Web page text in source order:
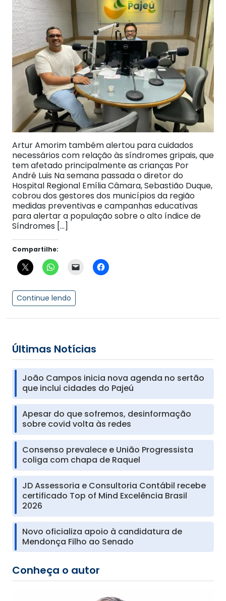
Artur Amorim também alertou para cuidados
necessários com relação às síndromes gripais, que
tem afetado principalmente as crianças Por
André Luis Na semana passada o diretor do
Hospital Regional Emília Câmara, Sebastião Duque,
cobrou dos gestores dos municípios da região
medidas preventivas e campanhas educativas
para alertar a população sobre o alto índice de
Síndromes […]
Compartilhe:
Continue lendo
Últimas Notícias
João Campos inicia nova agenda no sertão
que inclui cidades do Pajeú
Apesar do que sofremos, desinformação
sobre covid volta às redes
Consenso prevalece e União Progressista
coliga com chapa de Raquel
JD Assessoria e Consultoria Contábil recebe
certificado Top of Mind Excelência Brasil
2026
Novo oficializa apoio à candidatura de
Mendonça Filho ao Senado
Conheça o autor